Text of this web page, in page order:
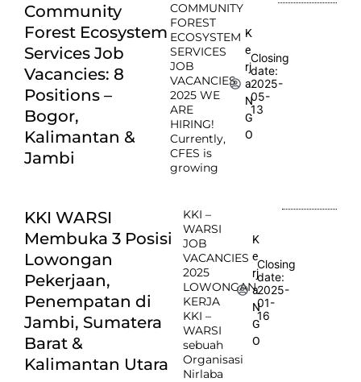
Community
Forest Ecosystem
Services Job
Vacancies: 8
Positions –
Bogor,
Kalimantan &
Jambi
COMMUNITY
FOREST
ECOSYSTEM
SERVICES
JOB
VACANCIES
2025 WE
ARE
HIRING!
Currently,
CFES is
growing
K
e
rj
a
N
G
O
Closing
date:
2025-
05-
13
KKI WARSI
Membuka 3 Posisi
Lowongan
Pekerjaan,
Penempatan di
Jambi, Sumatera
Barat &
Kalimantan Utara
KKI –
WARSI
JOB
VACANCIES
2025
LOWONGAN
KERJA
KKI –
WARSI
sebuah
Organisasi
Nirlaba
K
e
rj
a
N
G
O
Closing
date:
2025-
01-
16